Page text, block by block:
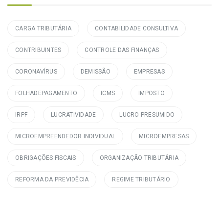
CARGA TRIBUTÁRIA CONTABILIDADE CONSULTIVA
CONTRIBUINTES CONTROLE DAS FINANÇAS
CORONAVÍRUS DEMISSÃO EMPRESAS
FOLHADEPAGAMENTO ICMS IMPOSTO
IRPF LUCRATIVIDADE LUCRO PRESUMIDO
MICROEMPREENDEDOR INDIVIDUAL MICROEMPRESAS
OBRIGAÇÕES FISCAIS ORGANIZAÇÃO TRIBUTÁRIA
REFORMA DA PREVIDÊCIA REGIME TRIBUTÁRIO